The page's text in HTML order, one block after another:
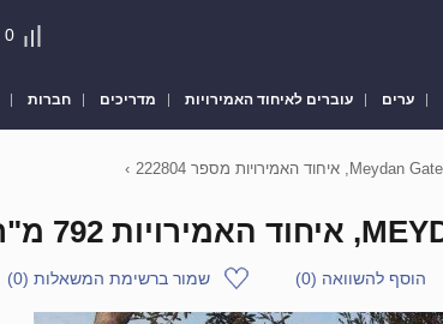
0
ערים עוברים לאיחוד האמירויות מדריכים חברות
›
הוסף להשוואה (
0
) שמור ברשימת המשאלות (
0
)